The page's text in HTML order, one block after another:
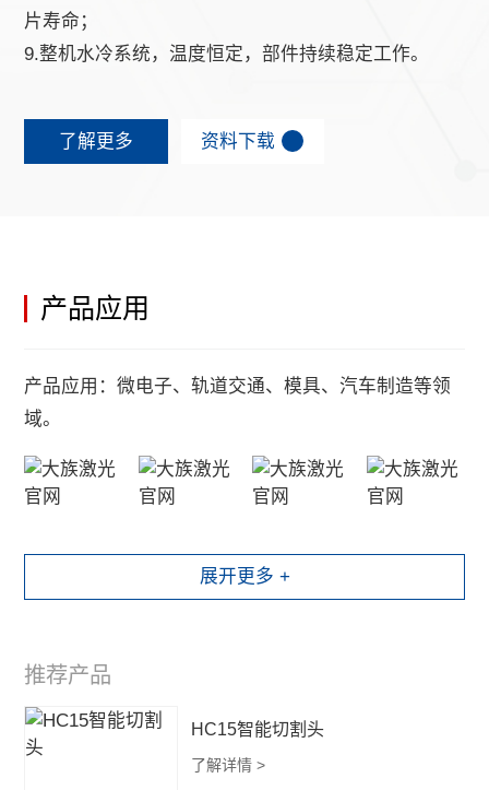
片寿命；
9.整机水冷系统，温度恒定，部件持续稳定工作。
了解更多 资料下载
产品应用
产品应用：微电子、轨道交通、模具、汽车制造等领
域。
展开更多 +
推荐产品
HC15智能切割头
了解详情 >